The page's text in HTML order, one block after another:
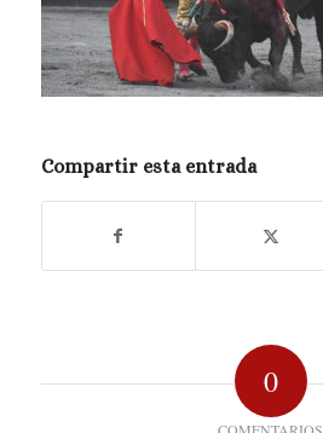
Compartir esta entrada
0